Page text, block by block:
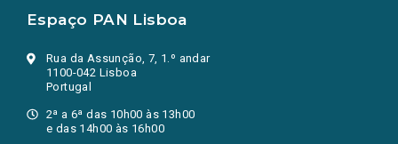
Espaço PAN Lisboa
Rua da Assunção, 7, 1.º andar
1100-042 Lisboa
Portugal
2ª a 6ª das 10h00 às 13h00
e das 14h00 às 16h00